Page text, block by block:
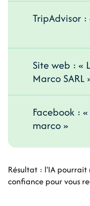
TripAdvisor
Site web : «
Marco SARL
Facebook :
marco »
Résultat : l'IA pourrait
confiance pour vous